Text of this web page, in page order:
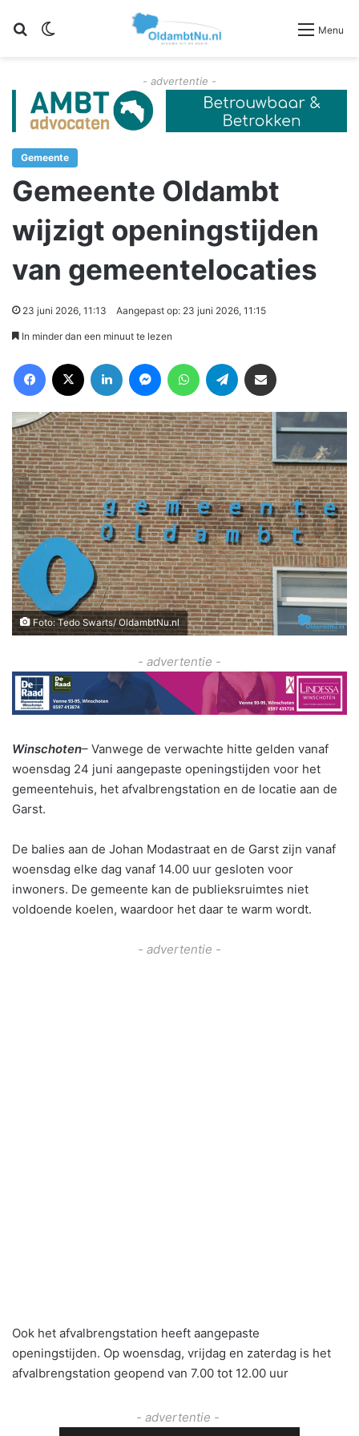
Zoeken Menu
- advertentie -
Gemeente
Gemeente Oldambt
wijzigt openingstijden
van gemeentelocaties
23 juni 2026, 11:13 Aangepast op: 23 juni 2026, 11:15
In minder dan een minuut te lezen
Foto: Tedo Swarts/ OldambtNu.nl
- advertentie -
Winschoten– Vanwege de verwachte hitte gelden vanaf
woensdag 24 juni aangepaste openingstijden voor het
gemeentehuis, het afvalbrengstation en de locatie aan de
Garst.
De balies aan de Johan Modastraat en de Garst zijn vanaf
woensdag elke dag vanaf 14.00 uur gesloten voor
inwoners. De gemeente kan de publieksruimtes niet
voldoende koelen, waardoor het daar te warm wordt.
- advertentie -
Ook het afvalbrengstation heeft aangepaste
openingstijden. Op woensdag, vrijdag en zaterdag is het
afvalbrengstation geopend van 7.00 tot 12.00 uur
- advertentie -